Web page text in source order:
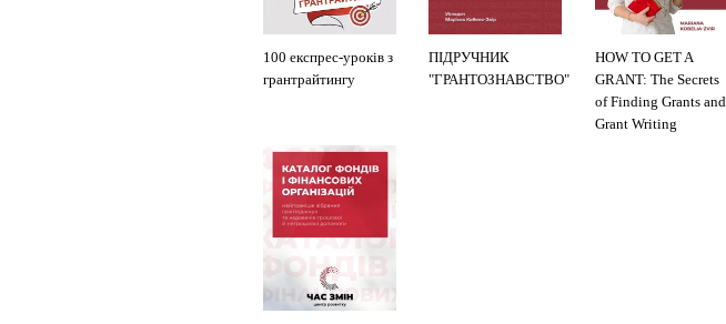
100 експрес-уроків з
грантрайтингу
ПІДРУЧНИК
"ГРАНТОЗНАВСТВО"
HOW TO GET A
GRANT: The Secrets
of Finding Grants and
Grant Writing